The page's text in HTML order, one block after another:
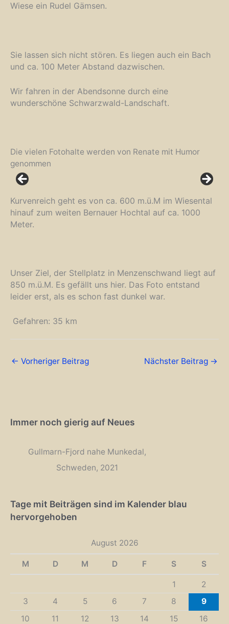
Wiese ein Rudel Gämsen.
Sie lassen sich nicht stören. Es liegen auch ein Bach
und ca. 100 Meter Abstand dazwischen.
Wir fahren in der Abendsonne durch eine
wunderschöne Schwarzwald-Landschaft.
Die vielen Fotohalte werden von Renate mit Humor
genommen
Kurvenreich geht es von ca. 600 m.ü.M im Wiesental
hinauf zum weiten Bernauer Hochtal auf ca. 1000
Meter.
Unser Ziel, der Stellplatz in Menzenschwand liegt auf
850 m.ü.M. Es gefällt uns hier. Das Foto entstand
leider erst, als es schon fast dunkel war.
Gefahren: 35 km
← Vorheriger Beitrag Nächster Beitrag →
Immer noch gierig auf Neues
Gullmarn-Fjord nahe Munkedal,
Schweden, 2021
Tage mit Beiträgen sind im Kalender blau
hervorgehoben
August 2026
M D M D F S S
1
2
3
4 5 6 7 8
9
10
11 12 13 14 15
16